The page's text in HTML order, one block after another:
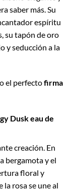
saber más. Su
espíritu
su tapón de oro
y seducción a la
el perfectofirma
Dusk eau de
creación. En
bergamota y el
floral y
la rosa se une al